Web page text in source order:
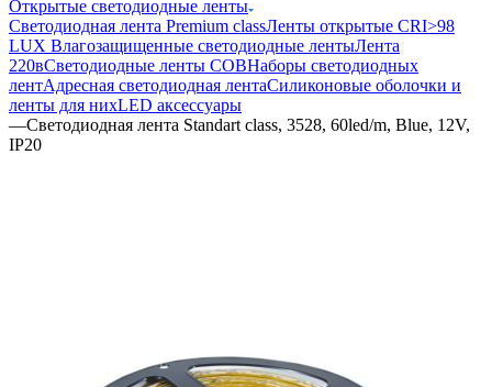
Открытые светодиодные ленты
Светодиодная лента Premium classЛенты открытые CRI>98
LUX Влагозащищенные светодиодные лентыЛента
220вСветодиодные ленты COBНаборы светодиодных
лентАдресная светодиодная лентаСиликоновые оболочки и
ленты для нихLED аксессуары
—Светодиодная лента Standart class, 3528, 60led/m, Blue, 12V,
IP20